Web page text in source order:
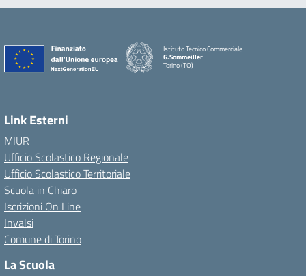
Istituto Tecnico Commerciale
G.Sommeiller
Torino (TO)
Link Esterni
MIUR
Ufficio Scolastico Regionale
Ufficio Scolastico Territoriale
Scuola in Chiaro
Iscrizioni On Line
Invalsi
Comune di Torino
La Scuola